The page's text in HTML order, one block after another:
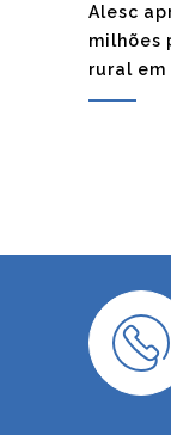
Alesc
milhões
rural em